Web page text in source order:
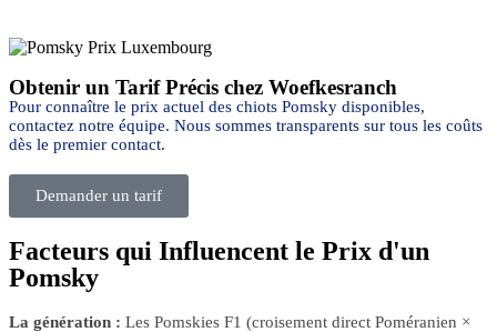
Obtenir un Tarif Précis chez Woefkesranch
Pour connaître le prix actuel des chiots Pomsky disponibles,
contactez notre équipe. Nous sommes transparents sur tous les coûts
dès le premier contact.
Demander un tarif
Facteurs qui Influencent le Prix d'un
Pomsky
La génération : Les Pomskies F1 (croisement direct Poméranien ×